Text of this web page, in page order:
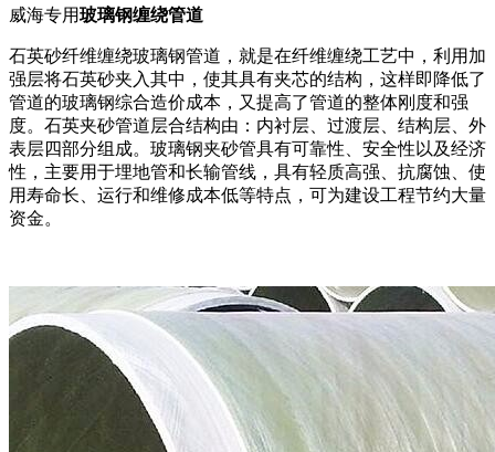
威海专用玻璃钢缠绕管道
石英砂纤维缠绕玻璃钢管道，就是在纤维缠绕工艺中，利用加
强层将石英砂夹入其中，使其具有夹芯的结构，这样即降低了
管道的玻璃钢综合造价成本，又提高了管道的整体刚度和强
度。石英夹砂管道层合结构由：内衬层、过渡层、结构层、外
表层四部分组成。玻璃钢夹砂管具有可靠性、安全性以及经济
性，主要用于埋地管和长输管线，具有轻质高强、抗腐蚀、使
用寿命长、运行和维修成本低等特点，可为建设工程节约大量
资金。